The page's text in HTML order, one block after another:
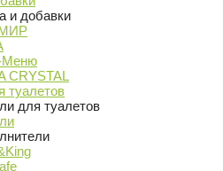
и добавки
Меню
CRYSTAL
туалетов
для туалетов